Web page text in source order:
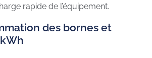
rapide de l’équipement.
des bornes et